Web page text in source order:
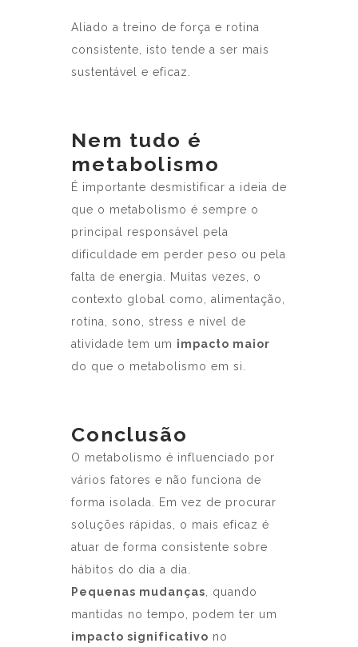
Aliado a treino de força e rotina
consistente, isto tende a ser mais
sustentável e eficaz.
Nem tudo é
metabolismo
É importante desmistificar a ideia de
que o metabolismo é sempre o
principal responsável pela
dificuldade em perder peso ou pela
falta de energia. Muitas vezes, o
contexto global como, alimentação,
rotina, sono, stress e nível de
atividade tem um impacto maior
do que o metabolismo em si.
Conclusão
O metabolismo é influenciado por
vários fatores e não funciona de
forma isolada. Em vez de procurar
soluções rápidas, o mais eficaz é
atuar de forma consistente sobre
hábitos do dia a dia.
Pequenas mudanças , quando
mantidas no tempo, podem ter um
impacto significativo no